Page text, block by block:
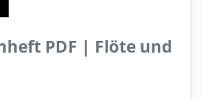
PDF | Flöte und